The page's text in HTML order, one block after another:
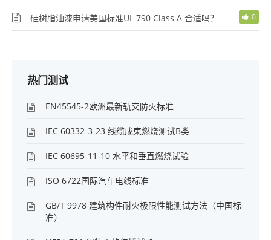
硅树脂油漆申请美国标准UL 790 Class A 合适吗？ 0
热门测试
EN45545-2欧洲最新轨交防火标准
IEC 60332-3-23 线缆成束燃烧测试B类
IEC 60695-11-10 水平和垂直燃烧试验
ISO 6722国际汽车电线标准
GB/T 9978 建筑构件耐火极限性能测试方法（中国标
准）